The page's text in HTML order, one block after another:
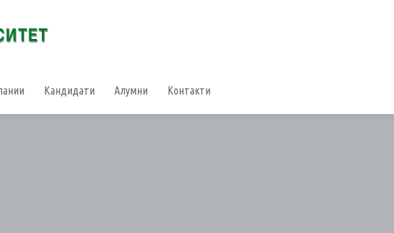
Кандидати Алумни Контакти